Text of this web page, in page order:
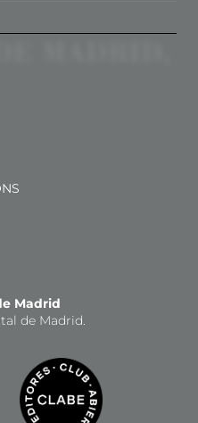
Madrid
de Madrid.